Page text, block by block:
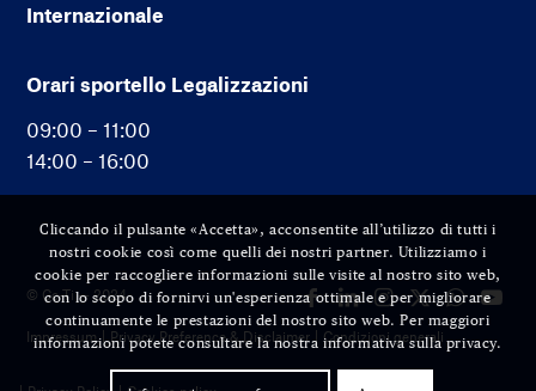
Internazionale
Orari sportello Legalizzazioni
09:00 – 11:00
14:00 – 16:00
© Cc-Ti — 2024
Impressum Privacy Preference & Disclaimer Condizioni generali
Cliccando il pulsante «Accetta», acconsentite all’utilizzo di tutti i
nostri cookie così come quelli dei nostri partner. Utilizziamo i
cookie per raccogliere informazioni sulle visite al nostro sito web,
con lo scopo di fornirvi un'esperienza ottimale e per migliorare
continuamente le prestazioni del nostro sito web. Per maggiori
informazioni potete consultare la nostra informativa sulla privacy.